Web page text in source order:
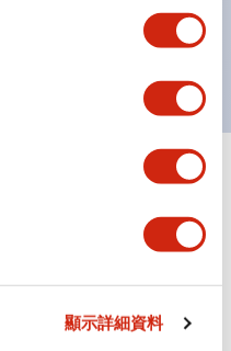
顯示詳細資料
在危險或緊急狀況下，
顯示全部+